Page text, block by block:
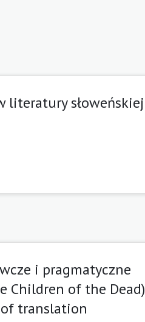
literatury słoweńskiej
i pragmatyczne
Children of the Dead)
translation